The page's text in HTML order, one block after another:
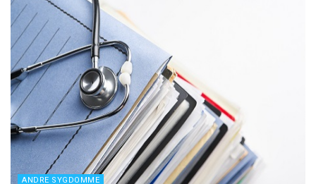
ANDRE SYGDOMME